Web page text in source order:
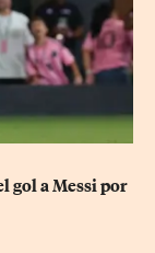
gol a Messi por